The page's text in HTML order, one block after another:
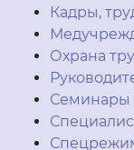
Кадры,
Охрана
Семинары